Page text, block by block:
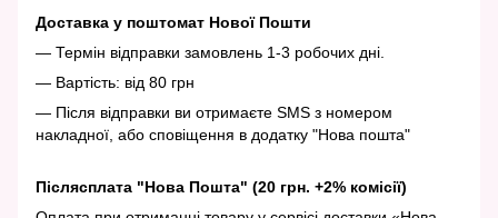
Доставка у поштомат Нової Пошти
— Термін відправки замовлень 1-3 робочих дні.
— Вартість: від 80 грн
— Після відправки ви отримаєте SMS з номером
накладної, або сповіщення в додатку "Нова пошта"
Післясплата "Нова Пошта" (20 грн. +2% комісії)